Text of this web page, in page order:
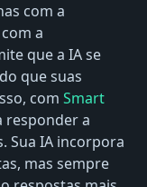
com a
a
que a IA se
que suas
com Smart
responder a
Sua IA incorpora
mas sempre